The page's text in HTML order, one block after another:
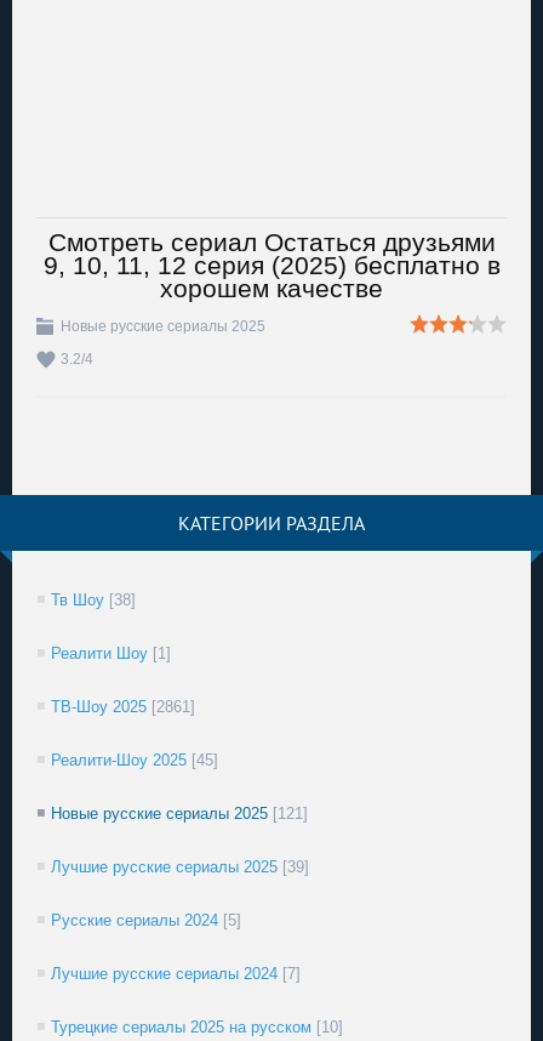
Смотреть сериал Остаться друзьями
9, 10, 11, 12 серия (2025) бесплатно в
хорошем качестве
Новые русские сериалы 2025
3.2/4
КАТЕГОРИИ РАЗДЕЛА
Тв Шоу [38]
Реалити Шоу [1]
ТВ-Шоу 2025 [2861]
Реалити-Шоу 2025 [45]
Новые русские сериалы 2025 [121]
Лучшие русские сериалы 2025 [39]
Русские сериалы 2024 [5]
Лучшие русские сериалы 2024 [7]
Турецкие сериалы 2025 на русском [10]